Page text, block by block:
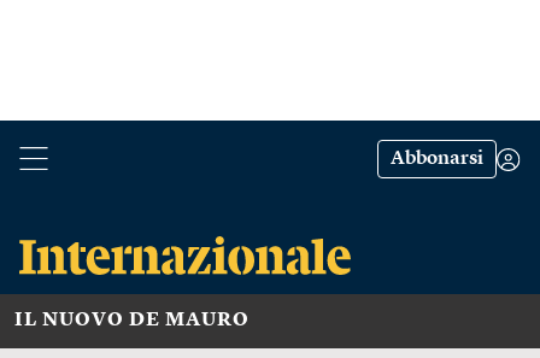
Abbonarsi
IL NUOVO DE MAURO